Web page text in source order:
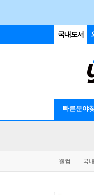
국내도서
빠른분야
웰컴 국